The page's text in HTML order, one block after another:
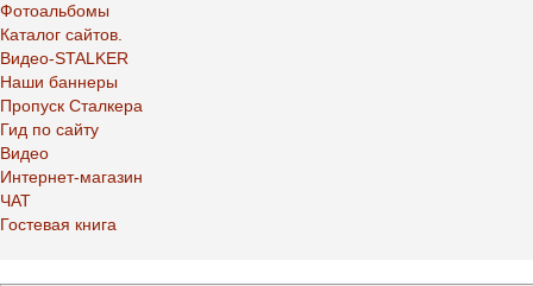
Фотоальбомы
Каталог сайтов.
Видео-STALKER
Наши баннеры
Пропуск Сталкера
Гид по сайту
Видео
Интернет-магазин
ЧАТ
Гостевая книга